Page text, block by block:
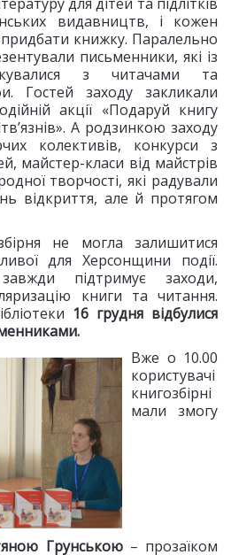
видавництв, і кожен
книжку. Паралельно
письменники, які із
з читачами та
Гостей заходу закликали
акції «Подаруй книгу
А родзинкою заходу
колективів, конкурси з
майстер-класи від майстрів
творчості, які радували
відкриття, але й протягом
не могла залишитися
для Херсонщини події.
підтримує заходи,
книги та читання.
16 грудня відбулися
Вже о 10.00
користувачі
книгозбірні
мали змогу
Грунською– прозаїком